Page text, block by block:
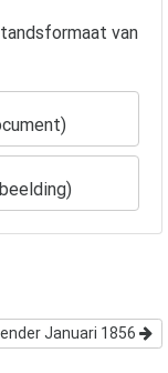
van
Januari 1856